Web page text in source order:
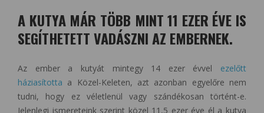
A KUTYA MÁR TÖBB MINT 11 EZER ÉVE IS
SEGÍTHETETT VADÁSZNI AZ EMBERNEK.
Az ember a kutyát mintegy 14 ezer évvel ezelőtt
háziasította a Közel-Keleten, azt azonban egyelőre nem
tudni, hogy ez véletlenül vagy szándékosan történt-e.
Jelenlegi ismereteink szerint közel 11,5 ezer éve él a kutya